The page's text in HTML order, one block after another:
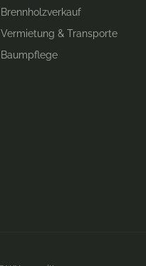
Brennholzverkauf
Vermietung & Transporte
Baumpflege